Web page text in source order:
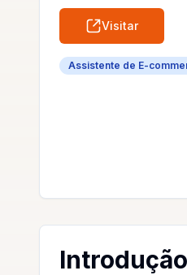
Visitar
Assistente de E-